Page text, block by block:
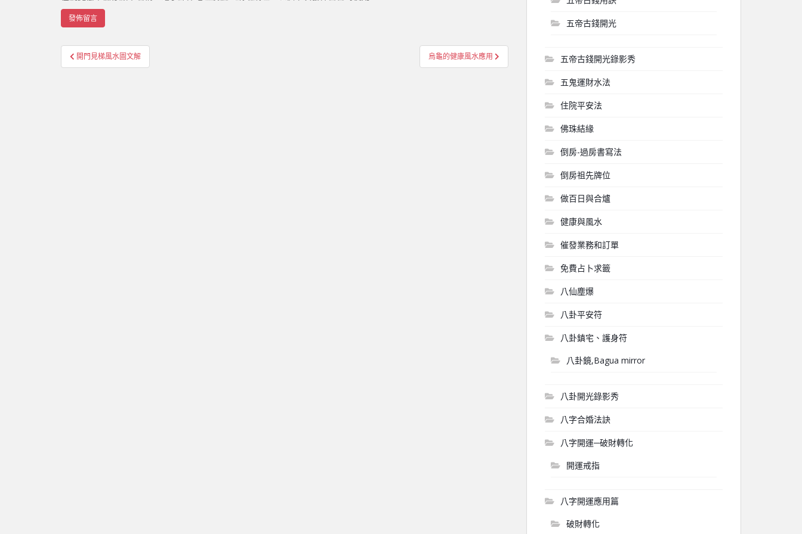
文章導覽
開門見梯風水圖文解 烏龜的健康風水應用
五帝古錢開光
五帝古錢開光錄影秀
五鬼運財水法
住院平安法
佛珠結緣
倒房-過房書寫法
倒房祖先牌位
做百日與合爐
健康與風水
催發業務和訂單
免費占卜求籤
八仙塵爆
八卦平安符
八卦鎮宅、護身符
八卦鏡,Bagua mirror
八卦開光錄影秀
八字合婚法訣
八字開運─破財轉化
開運戒指
八字開運應用篇
破財轉化